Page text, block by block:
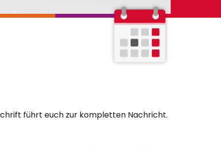
führt euch zur kompletten Nachricht.